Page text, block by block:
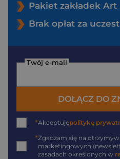
Pakiet zakładek Art
Brak opłat za
Twój e-mail
DOŁĄCZ DO
*Akceptujępolitykę
*Zgadzam się na
marketingowych
zasadach określonych w